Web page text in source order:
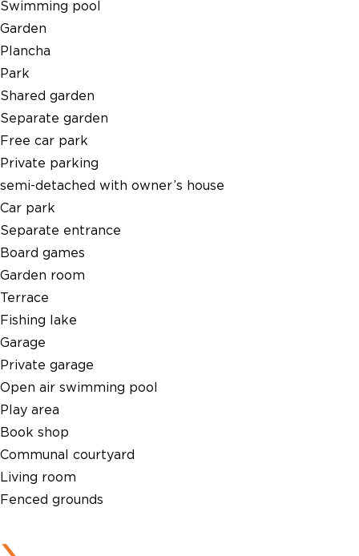
Swimming pool
Garden
Plancha
Park
Shared garden
Separate garden
Free car park
Private parking
semi-detached with owner’s house
Car park
Separate entrance
Board games
Garden room
Terrace
Fishing lake
Garage
Private garage
Open air swimming pool
Play area
Book shop
Communal courtyard
Living room
Fenced grounds